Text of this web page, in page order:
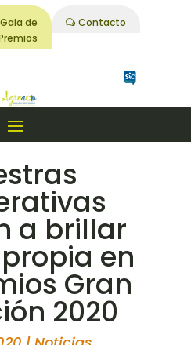
Gala de
Contacto
a brillar
en
Gran
2020